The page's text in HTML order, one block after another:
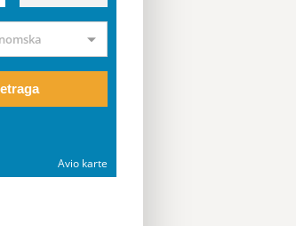
Avio karte